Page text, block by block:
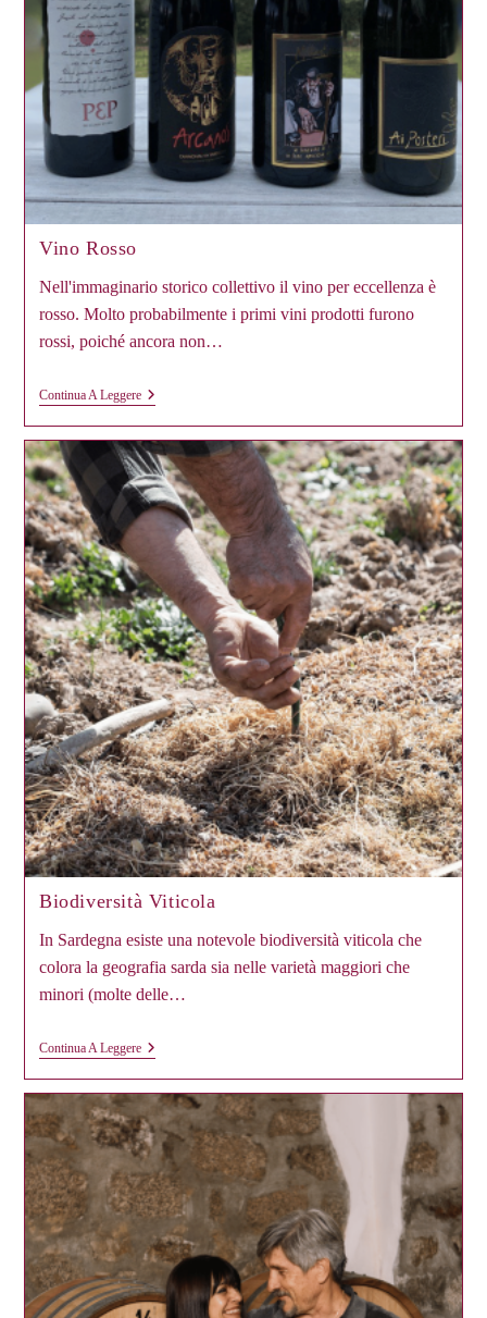
Vino Rosso
Nell'immaginario storico collettivo il vino per eccellenza è
rosso. Molto probabilmente i primi vini prodotti furono
rossi, poiché ancora non…
Continua A LeggereVino
Biodiversità Viticola
In Sardegna esiste una notevole biodiversità viticola che
colora la geografia sarda sia nelle varietà maggiori che
minori (molte delle…
Continua A LeggereBiodiversità